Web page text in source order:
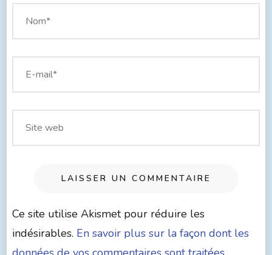
Ce site utilise Akismet pour réduire les
indésirables. En savoir plus sur la façon dont les